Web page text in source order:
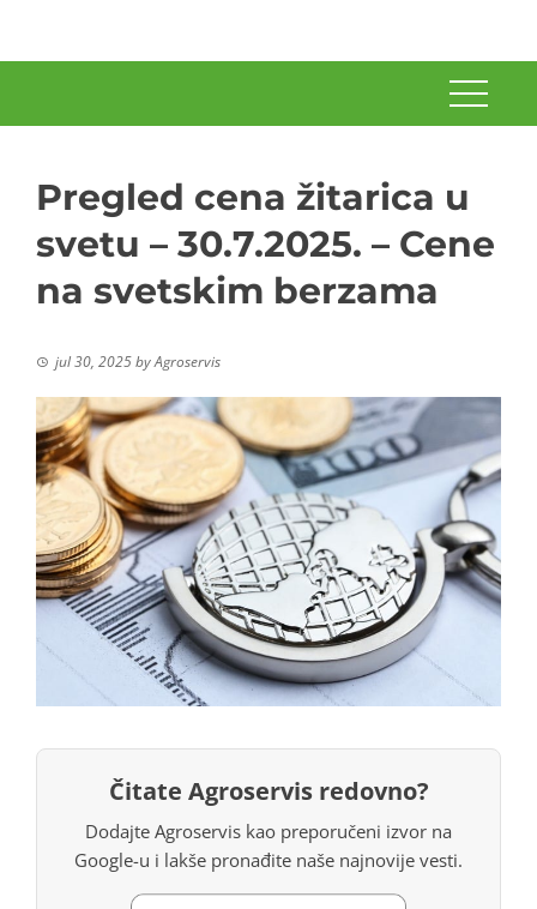
Pregled cena žitarica u
svetu – 30.7.2025. – Cene
na svetskim berzama
jul 30, 2025byAgroservis
Čitate Agroservis redovno?
Dodajte Agroservis kao preporučeni izvor na
Google-u i lakše pronađite naše najnovije vesti.